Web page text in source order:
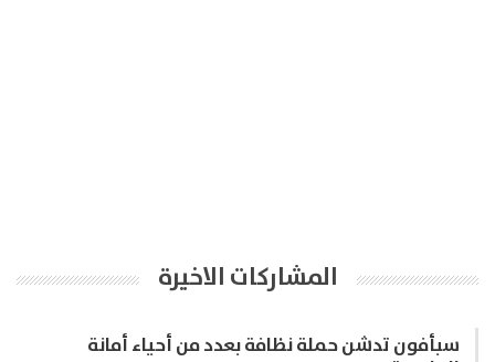
المشاركات الاخيرة
سبأفون تدشن حملة نظافة بعدد من أحياء أمانة